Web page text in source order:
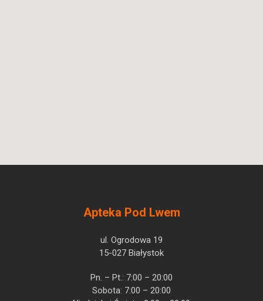
Apteka Pod Lwem
ul. Ogrodowa 19
15-027 Białystok
Pn. – Pt.: 7:00 – 20:00
Sobota: 7:00 – 20:00